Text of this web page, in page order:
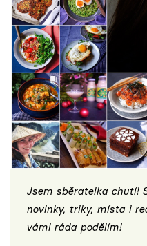
Jsem sběratelka chutí!
novinky, triky, místa i
vámi ráda podělím!